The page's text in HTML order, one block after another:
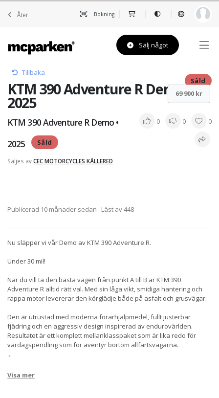
Åter Bokning
Sälj något
Tillbaka
KTM 390 Adventure R Demo •
2025
Såld
KTM 390 Adventure R Demo •
2025
Såld
0 0 0
Säljes avCEC MOTORCYCLES KÅLLERED
69 900 kr
Publicerad 10 månader sedan · Läst av 448
Nu släpper vi vår Demo av KTM 390 Adventure R.
Under 30 mil!
När du vill ta den bästa vägen från punkt A till B är KTM 390
Adventure R alltid rätt val. Med sin låga vikt, smidiga hantering och
rappa motor levererar den körglädje både på asfalt och grusvägar.
Den är utrustad med moderna förarhjälpmedel, fullt justerbar
fjädring och en aggressiv design inspirerad av endurovärlden.
Resultatet är ett komplett mellanklasspaket som är lika redo för
vardagspendling som för äventyr bortom allfartsvägarna.
...
Visa mer